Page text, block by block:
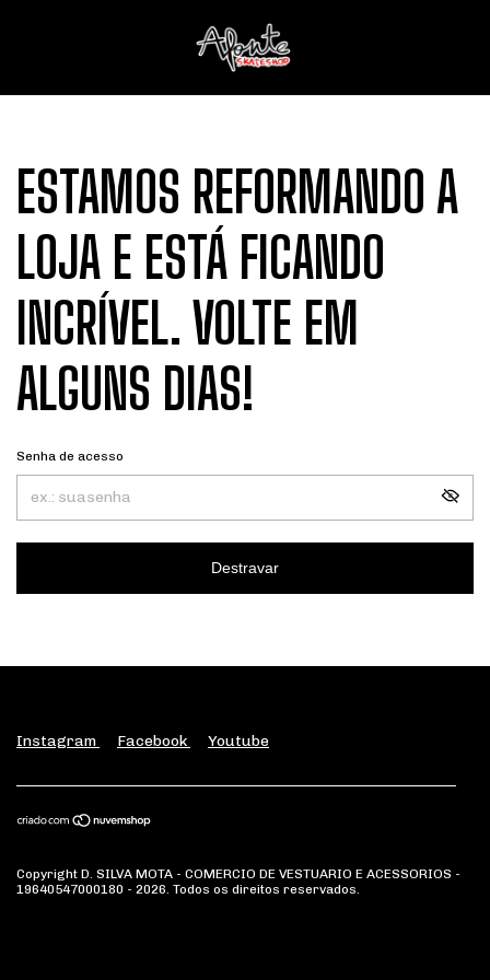
ESTAMOS REFORMANDO A
LOJA E ESTÁ FICANDO
INCRÍVEL. VOLTE EM
ALGUNS DIAS!
Senha de acesso
Destravar
Instagram Facebook Youtube
Copyright D. SILVA MOTA - COMERCIO DE VESTUARIO E ACESSORIOS -
19640547000180 - 2026. Todos os direitos reservados.